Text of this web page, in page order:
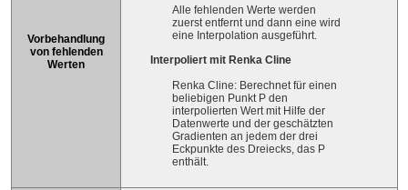
Vorbehandlung
von fehlenden
Werten
Alle fehlenden Werte werden
zuerst entfernt und dann eine wird
eine Interpolation ausgeführt.
Interpoliert mit Renka Cline
Renka Cline: Berechnet für einen
beliebigen Punkt P den
interpolierten Wert mit Hilfe der
Datenwerte und der geschätzten
Gradienten an jedem der drei
Eckpunkte des Dreiecks, das P
enthält.